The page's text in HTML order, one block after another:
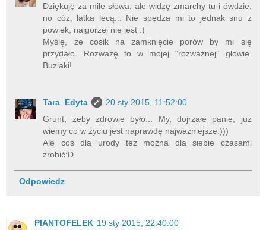
Dziękuję za miłe słowa, ale widzę zmarchy tu i ówdzie,
no cóż, latka lecą... Nie spędza mi to jednak snu z
powiek, najgorzej nie jest :)
Myślę, że cosik na zamknięcie porów by mi się
przydało. Rozważę to w mojej "rozważnej" głowie.
Buziaki!
Tara_Edyta
20 sty 2015, 11:52:00
Grunt, żeby zdrowie było... My, dojrzałe panie, już
wiemy co w życiu jest naprawdę najważniejsze:)))
Ale coś dla urody tez można dla siebie czasami
zrobić:D
Odpowiedz
PlANTOFELEK 19 sty 2015, 22:40:00